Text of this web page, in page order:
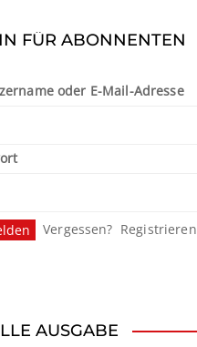
FÜR ABONNENTEN
oder E-Mail-Adresse
Vergessen? Registrieren
AUSGABE